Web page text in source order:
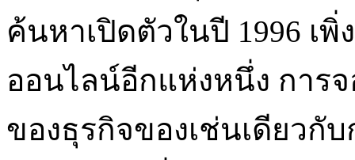
ค้นหาเปิดตัวในปี 1996 เ
ออนไลน์อีกแห่งหนึ่ง การ
ของธุรกิจของเช่นเดียวกั